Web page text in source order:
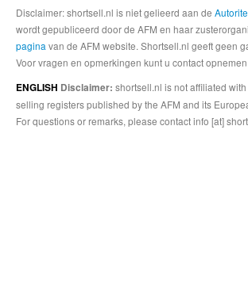
Disclaimer: shortsell.nl is niet gelieerd aan de
wordt gepubliceerd door de AFM en haar
pagina van de AFM website. Shortsell.nl geeft geen
Voor vragen en opmerkingen kunt u contact
ENGLISH Disclaimer: shortsell.nl is not affiliated
selling registers published by the AFM and its
For questions or remarks, please contact info [at]